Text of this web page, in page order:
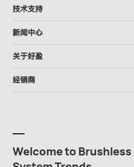
技术支持
新闻中心
关于好盈
经销商
Welcome to Brushless